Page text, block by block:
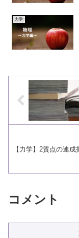
力学
【力学】2質点の連
コメント